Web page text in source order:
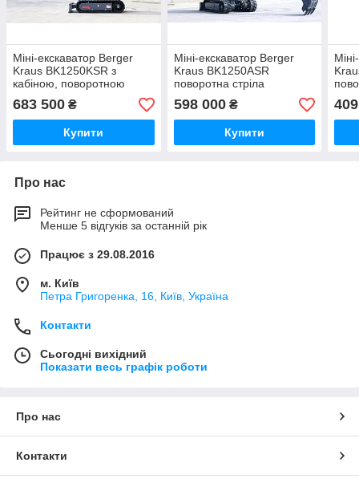
Міні-екскаватор Berger
Kraus BK1250KSR з
кабіною, поворотною
стрілою, регульованою
гусеницею з ковшем 380
мм.
683 500 ₴
Купити
Міні-екскаватор Berger
Kraus BK1250ASR
поворотна стріла
регульована гусениця з
ковшем 380мм
598 000₴
Купити
Про нас
Рейтинг не сформований
Менше 5 відгуків за останній рік
Працює з 29.08.2016
м. Київ
Петра Григоренка, 16, Київ, Україна
Контакти
Сьогодні вихідний
Показати весь графік роботи
Про нас
Контакти